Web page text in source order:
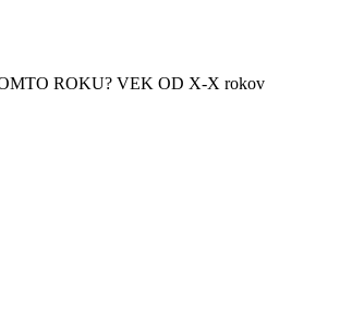
ROKU? VEK OD X-X rokov